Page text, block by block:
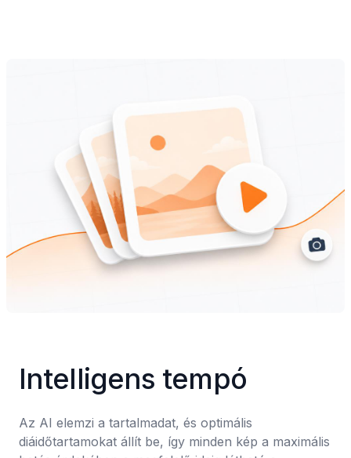
Intelligens tempó
Az AI elemzi a tartalmadat, és optimális
diáidőtartamokat állít be, így minden kép a maximális